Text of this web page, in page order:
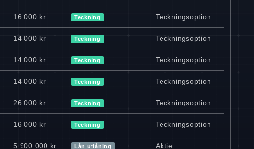
16 000 kr Teckning Teckningsoption
14 000 kr Teckning Teckningsoption
14 000 kr Teckning Teckningsoption
14 000 kr Teckning Teckningsoption
26 000 kr Teckning Teckningsoption
16 000 kr Teckning Teckningsoption
5 900 000 kr Lån utlåning Aktie